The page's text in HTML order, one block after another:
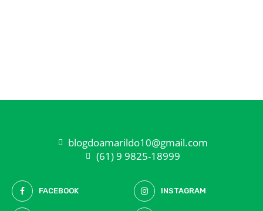
blogdoamarildo10@gmail.com
(61) 9 9825-18999
FACEBOOK INSTAGRAM